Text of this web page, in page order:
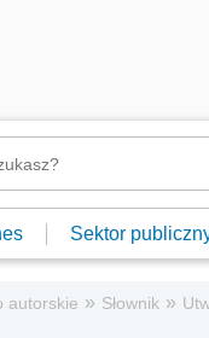
Sektor
autorskie » Słownik »